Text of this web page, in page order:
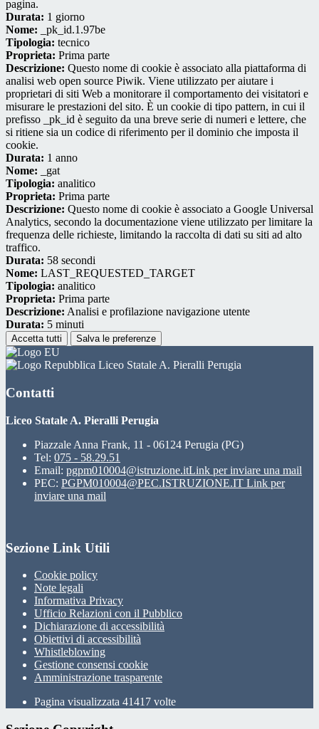
pagina.
Durata: 1 giorno
Nome: _pk_id.1.97be
Tipologia: tecnico
Proprieta: Prima parte
Descrizione: Questo nome di cookie è associato alla piattaforma di
analisi web open source Piwik. Viene utilizzato per aiutare i
proprietari di siti Web a monitorare il comportamento dei visitatori e
misurare le prestazioni del sito. È un cookie di tipo pattern, in cui il
prefisso _pk_id è seguito da una breve serie di numeri e lettere, che
si ritiene sia un codice di riferimento per il dominio che imposta il
cookie.
Durata: 1 anno
Nome: _gat
Tipologia: analitico
Proprieta: Prima parte
Descrizione: Questo nome di cookie è associato a Google Universal
Analytics, secondo la documentazione viene utilizzato per limitare la
frequenza delle richieste, limitando la raccolta di dati su siti ad alto
traffico.
Durata: 58 secondi
Nome: LAST_REQUESTED_TARGET
Tipologia: analitico
Proprieta: Prima parte
Descrizione: Analisi e profilazione navigazione utente
Durata: 5 minuti
Accetta tutti Salva le preferenze
Liceo Statale A. Pieralli Perugia
Contatti
Liceo Statale A. Pieralli Perugia
Piazzale Anna Frank, 11 - 06124 Perugia (PG)
Tel: 075 - 58.29.51
Email: pgpm010004@istruzione.itLink per inviare una mail
PEC: PGPM010004@PEC.ISTRUZIONE.IT Link per
inviare una mail
Sezione Link Utili
Cookie policy
Note legali
Informativa Privacy
Ufficio Relazioni con il Pubblico
Dichiarazione di accessibilità
Obiettivi di accessibilità
Whistleblowing
Gestione consensi cookie
Amministrazione trasparente
Pagina visualizzata 41417 volte